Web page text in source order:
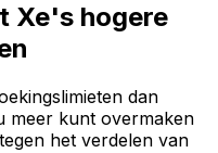
Xe's hogere
dan
meer kunt overmaken
het verdelen van